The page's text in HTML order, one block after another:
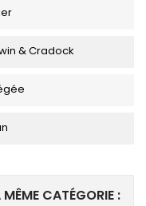
& Cradock
CATÉGORIE :